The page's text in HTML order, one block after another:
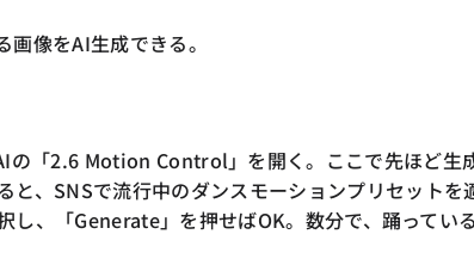
像をAI生成できる。
の「2.6 Motion Control」を開く。ここで先ほど生
と、SNSで流行中のダンスモーションプリセットを
し、「Generate」を押せばOK。数分で、踊ってい